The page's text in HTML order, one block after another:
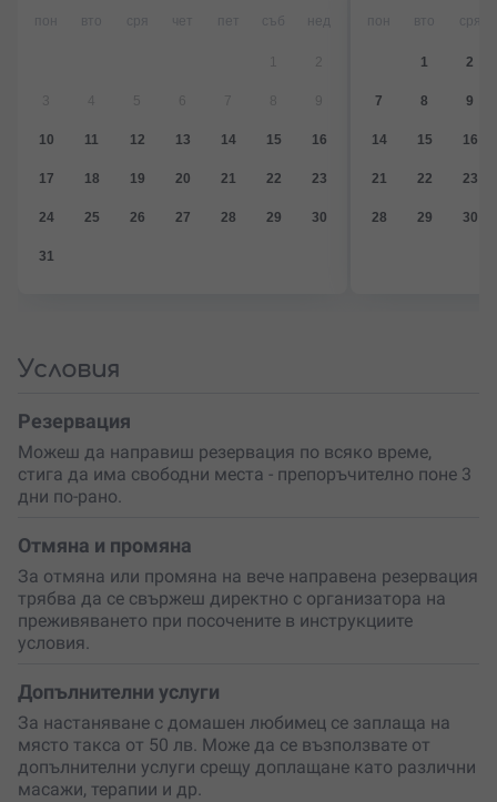
пон вто сря чет пет нед
5
10 11 12 13 14 15 16
17 18 19 20 21 22 23
24 25 26 27 28 29 30
31
пон вто сря
1 2
7 8 9
14 15 16
21 22 23
28 29 30
Условия
Резервация
Можеш да направиш резервация по всяко време,
стига да има свободни места - препоръчително поне 3
дни по-рано.
Отмяна и промяна
За отмяна или промяна на вече направена резервация
трябва да се свържеш директно с организатора на
преживяването при посочените в инструкциите
условия.
Допълнителни услуги
За настаняване с домашен любимец се заплаща на
място такса от 50 лв. Може да се възползвате от
допълнителни услуги срещу доплащане като различни
масажи, терапии и др.